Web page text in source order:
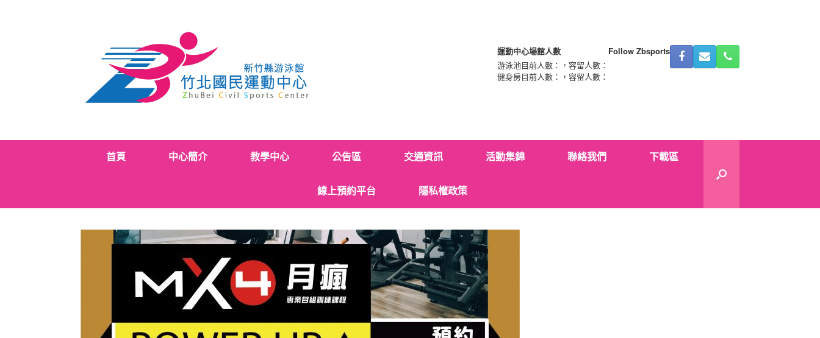
運動中心場館人數
游泳池目前人數：
，容留人數：
健身房目前人數：
，容留人數：
Follow Zbsports
首頁 中心簡介 教學中心 公告區 交通資訊 活動集錦 聯絡我們 下載區
線上預約平台 隱私權政策